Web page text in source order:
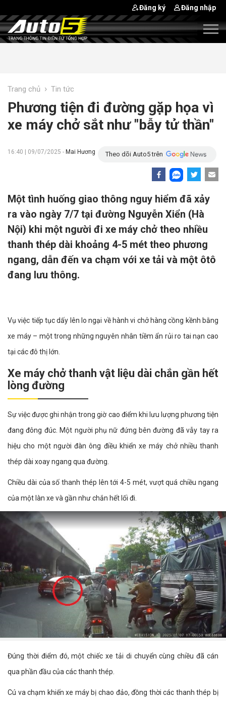
Đăng ký Đăng nhập
Trang chủ › Tin tức
Phương tiện đi đường gặp họa vì
xe máy chở sắt như "bẫy tử thần"
16:40 | 09/07/2025 - Mai Hương Theo dõi Auto5 trên
Một tình huống giao thông nguy hiểm đã xảy
ra vào ngày 7/7 tại đường Nguyễn Xiển (Hà
Nội) khi một người đi xe máy chở theo nhiều
thanh thép dài khoảng 4-5 mét theo phương
ngang, dẫn đến va chạm với xe tải và một ôtô
đang lưu thông.
Vụ việc tiếp tục dấy lên lo ngại về hành vi chở hàng cồng kềnh bằng
xe máy – một trong những nguyên nhân tiềm ẩn rủi ro tai nạn cao
tại các đô thị lớn.
Xe máy chở thanh vật liệu dài chắn gần hết
lòng đường
Sự việc được ghi nhận trong giờ cao điểm khi lưu lượng phương tiện
đang đông đúc. Một người phụ nữ đứng bên đường đã vẫy tay ra
hiệu cho một người đàn ông điều khiển xe máy chở nhiều thanh
thép dài xoay ngang qua đường.
Chiều dài của số thanh thép lên tới 4-5 mét, vượt quá chiều ngang
của một làn xe và gần như chắn hết lối đi.
Đúng thời điểm đó, một chiếc xe tải di chuyển cùng chiều đã cán
qua phần đầu của các thanh thép.
Cú va chạm khiến xe máy bị chao đảo, đồng thời các thanh thép bị